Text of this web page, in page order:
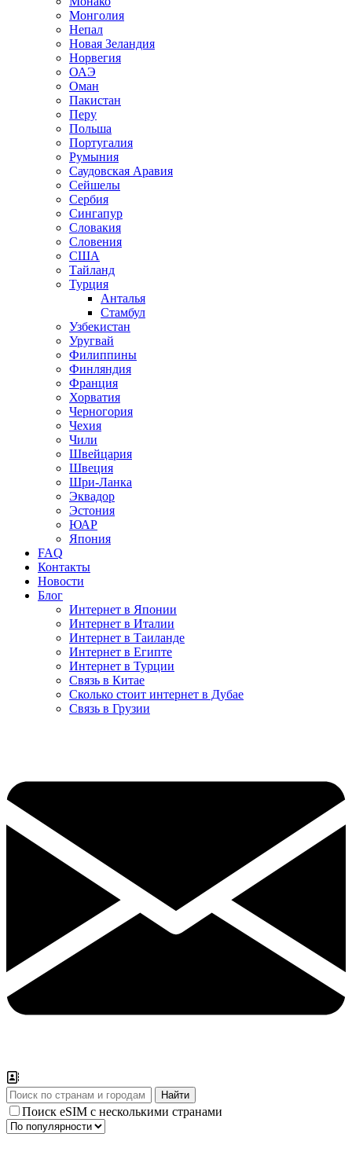
Монголия
Непал
Новая Зеландия
Норвегия
ОАЭ
Оман
Пакистан
Перу
Польша
Португалия
Румыния
Саудовская Аравия
Сейшелы
Сербия
Сингапур
Словакия
Словения
США
Тайланд
Турция
Анталья
Стамбул
Узбекистан
Уругвай
Филиппины
Финляндия
Франция
Хорватия
Черногория
Чехия
Чили
Швейцария
Швеция
Шри-Ланка
Эквадор
Эстония
ЮАР
Япония
FAQ
Контакты
Новости
Блог
Интернет в Японии
Интернет в Италии
Интернет в Таиланде
Интернет в Египте
Интернет в Турции
Связь в Китае
Сколько стоит интернет в Дубае
Связь в Грузии
Поиск eSIM с несколькими странами